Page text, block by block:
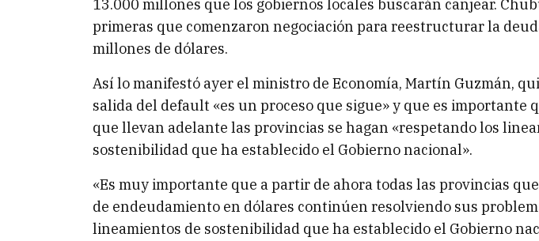
13.000 millones que los gobiernos locales buscarán canjear.
primeras que comenzaron negociación para reestructurar la
millones de dólares.
Así lo manifestó ayer el ministro de Economía, Martín Guzmán,
salida del default «es un proceso que sigue» y que es importante
que llevan adelante las provincias se hagan «respetando los
sostenibilidad que ha establecido el Gobierno nacional».
«Es muy importante que a partir de ahora todas las provincias
de endeudamiento en dólares continúen resolviendo sus
lineamientos de sostenibilidad que ha establecido el Gobierno